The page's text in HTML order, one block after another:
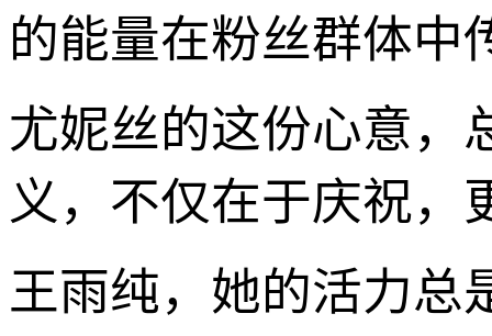
的能量在粉丝群体中
尤妮丝的这份心意，
义，不仅在于庆祝，
王雨纯，她的活力总